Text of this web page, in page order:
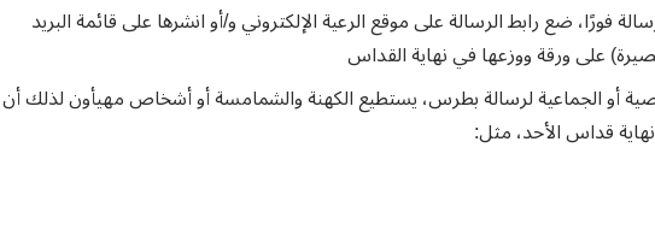
فورًا، ضع رابط الرسالة على موقع الرعية الإلكتروني و/أو انشرها على قائمة البريد
على ورقة ووزعها في نهاية القداس
أو الجماعية لرسالة بطرس، يستطيع الكهنة والشمامسة أو أشخاص مهيأون لذلك أن
نهاية قداس الأحد، مثل: